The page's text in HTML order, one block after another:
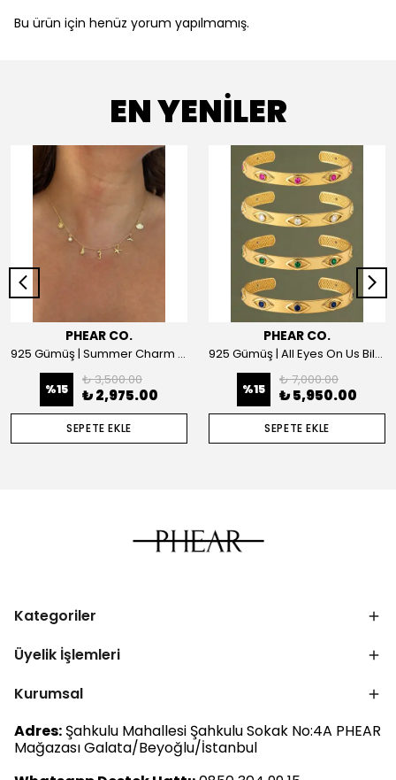
Bu ürün için henüz yorum yapılmamış.
EN YENİLER
PHEAR CO.
925 Gümüş | Summer Charm Kolye
%15
₺ 3,500.00
₺ 2,975.00
SEPETE EKLE
PHEAR CO.
925 Gümüş | All Eyes On Us Bilezik
%15
₺ 7,000.00
₺ 5,950.00
SEPETE EKLE
Kategoriler
Üyelik İşlemleri
Kurumsal
Adres: Şahkulu Mahallesi Şahkulu Sokak No:4A PHEAR
Mağazası Galata/Beyoğlu/İstanbul